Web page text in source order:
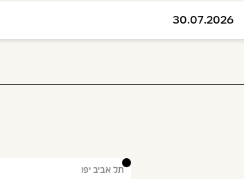
30.07.2026
1
תל אביב יפו